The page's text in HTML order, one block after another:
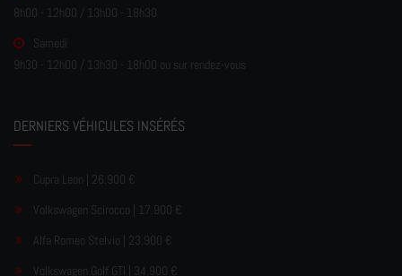
8h00 - 12h00 / 13h00 - 18h30
Samedi
9h30 - 12h00 / 13h30 - 18h00 ou sur rendez-vous
DERNIERS VÉHICULES INSÉRÉS
Cupra Leon | 26.900 €
Volkswagen Scirocco | 17.900 €
Alfa Romeo Stelvio | 23.900 €
Volkswagen Golf GTI | 34.900 €